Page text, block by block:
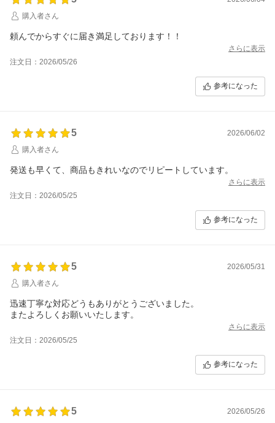
購入者さん
頼んでからすぐに届き満足しております！！
さらに表示
注文日：2026/05/26
参考になった
5
2026/06/02
購入者さん
発送も早くて、商品もきれいなのでリピートしています。
さらに表示
注文日：2026/05/25
参考になった
5
2026/05/31
購入者さん
迅速丁寧な対応どうもありがとうございました。
またよろしくお願いいたします。
さらに表示
注文日：2026/05/25
参考になった
5
2026/05/26